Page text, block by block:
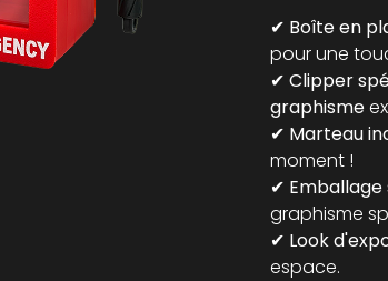
✔ Boîte en
pour une
✔ Clipper
graphisme
✔ Marteau
moment !
✔
graphisme
✔ Look
espace.